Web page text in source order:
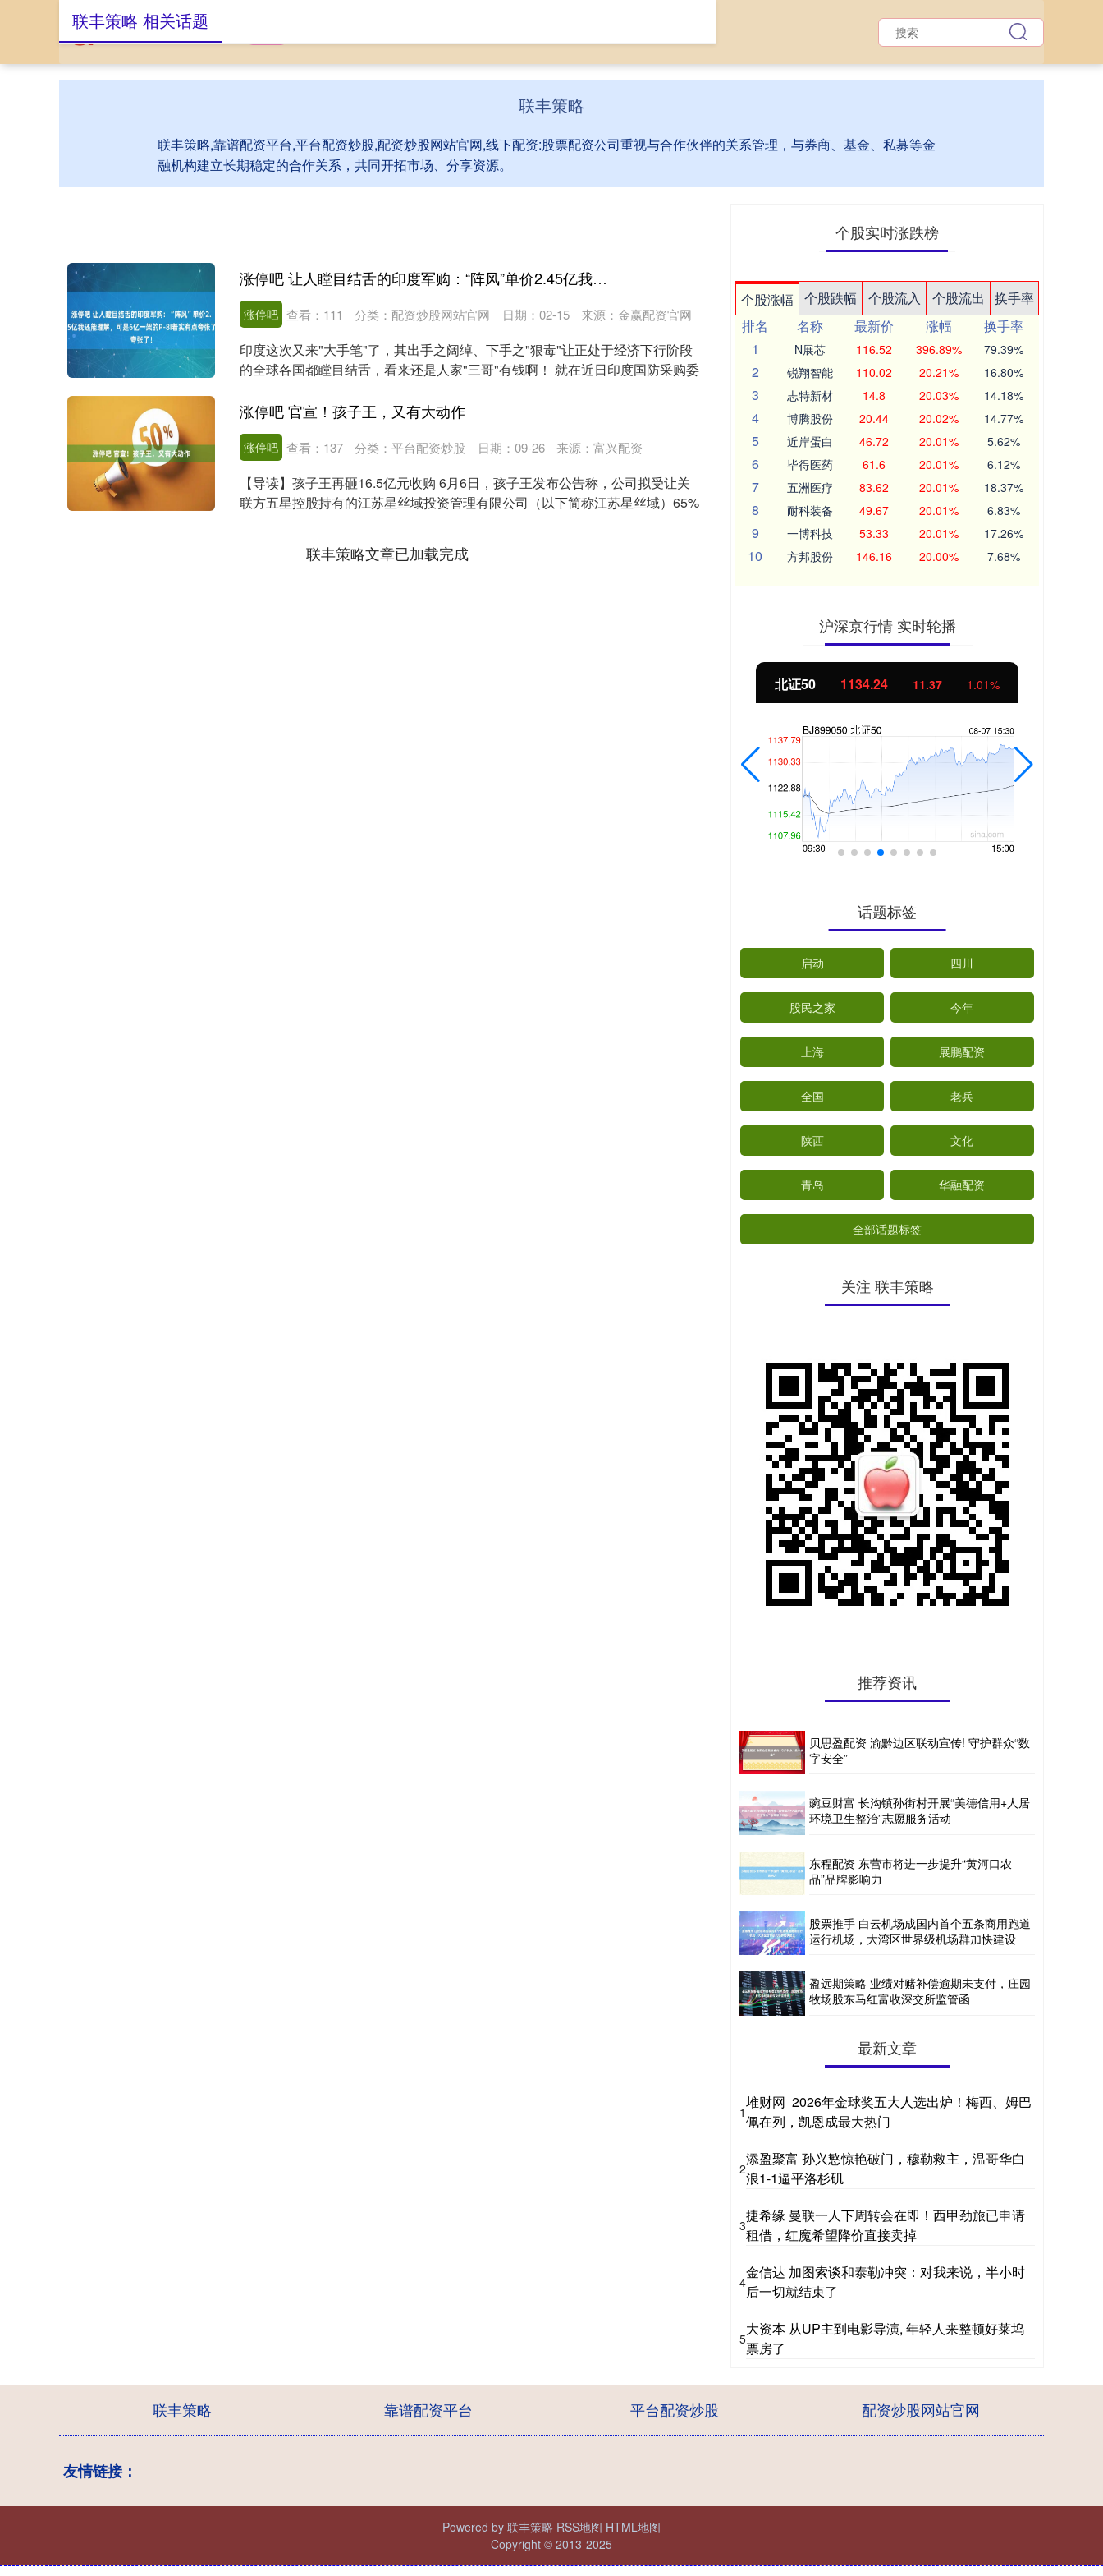
联丰策略
联丰策略,靠谱配资平台,平台配资炒股,配资炒股网站官网,线下配资:股票配资公司重视与合作伙伴的关系管理，与券商、基金、私募等金
融机构建立长期稳定的合作关系，共同开拓市场、分享资源。
联丰策略 相关话题
涨停吧 让人瞠目结舌的印度军购：“阵风”单价2.45亿我还能理解，可是6亿一架的P-8I着实有点夸张了！
涨停吧 日期：02-15 来源：金赢配资官网
查看： 111 分类： 配资炒股网站官网
印度这次又来"大手笔"了，其出手之阔绰、下手之"狠毒"让正处于经济下行阶段
的全球各国都瞠目结舌，看来还是人家"三哥"有钱啊！ 就在近日印度国防采购委
涨停吧 官宣！孩子王，又有大动作
涨停吧 日期：09-26 来源：富兴配资
查看： 137 分类： 平台配资炒股
【导读】孩子王再砸16.5亿元收购 6月6日，孩子王发布公告称，公司拟受让关
联方五星控股持有的江苏星丝域投资管理有限公司（以下简称江苏星丝域）65%
联丰策略文章已加载完成
个股实时涨跌榜
个股涨幅 个股跌幅 个股流入 个股流出
换手率
排名
名称 最新价 涨幅
换手率
1
N展芯 116.52 396.89% 79.39%
2 锐翔智能 110.02 20.21% 16.80%
3 志特新材 14.8 20.03% 14.18%
4 博腾股份 20.44 20.02% 14.77%
5 近岸蛋白 46.72 20.01% 5.62%
6 毕得医药 61.6 20.01% 6.12%
7 五洲医疗 83.62 20.01% 18.37%
8 耐科装备 49.67 20.01% 6.83%
9 一博科技 53.33 20.01% 17.26%
10 方邦股份 146.16 20.00% 7.68%
沪深京行情 实时轮播
北证50 1134.24 11.37 1.01%
话题标签
启动 四川
股民之家 今年
上海 展鹏配资
全国 老兵
陕西 文化
青岛 华融配资
全部话题标签
关注 联丰策略
推荐资讯
贝思盈配资 渝黔边区联动宣传! 守护群众“数
字安全”
豌豆财富 长沟镇孙街村开展“美德信用+人居
环境卫生整治”志愿服务活动
东程配资 东营市将进一步提升“黄河口农
品”品牌影响力
股票推手 白云机场成国内首个五条商用跑道
运行机场，大湾区世界级机场群加快建设
盈远期策略 业绩对赌补偿逾期未支付，庄园
牧场股东马红富收深交所监管函
最新文章
1
堆财网 2026年金球奖五大人选出炉！梅西、姆巴
佩在列，凯恩成最大热门
2
添盈聚富 孙兴慜惊艳破门，穆勒救主，温哥华白
浪1-1逼平洛杉矶
3
捷希缘 曼联一人下周转会在即！西甲劲旅已申请
租借，红魔希望降价直接卖掉
4
金信达 加图索谈和泰勒冲突：对我来说，半小时
后一切就结束了
5
大资本 从UP主到电影导演, 年轻人来整顿好莱坞
票房了
联丰策略 靠谱配资平台 平台配资炒股 配资炒股网站官网
友情链接：
Powered by 联丰策略 RSS地图 HTML地图
Copyright © 2013-2025